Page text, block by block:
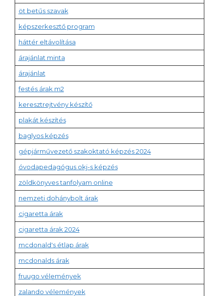
öt betűs szavak
képszerkesztő program
háttér eltávolítása
árajánlat minta
árajánlat
festés árak m2
keresztrejtvény készítő
plakát készítés
baglyos képzés
gépjárművezető szakoktató képzés 2024
óvodapedagógus okj-s képzés
zöldkönyves tanfolyam online
nemzeti dohánybolt árak
cigaretta árak
cigaretta árak 2024
mcdonald's étlap árak
mcdonalds árak
fruugo vélemények
zalando vélemények